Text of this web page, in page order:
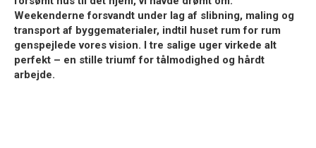
Weekenderne forsvandt under lag af slibning, maling og
transport af byggematerialer, indtil huset rum for rum
genspejlede vores vision. I tre salige uger virkede alt
perfekt – en stille triumf for tålmodighed og hårdt
arbejde.